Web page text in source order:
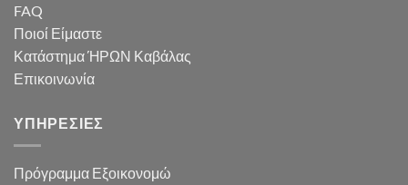
FAQ
Ποιοί Είμαστε
Κατάστημα ΉΡΩΝ Καβάλας
Επικοινωνία
ΥΠΗΡΕΣΙΕΣ
Πρόγραμμα Εξοικονομώ